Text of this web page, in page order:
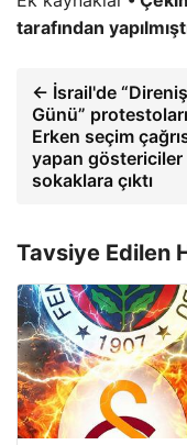
tarafından
← İsrail'de “Direniş
Günü”
Erken seçim
yapan göstericiler
sokaklara çıktı
Tavsiye Edilen